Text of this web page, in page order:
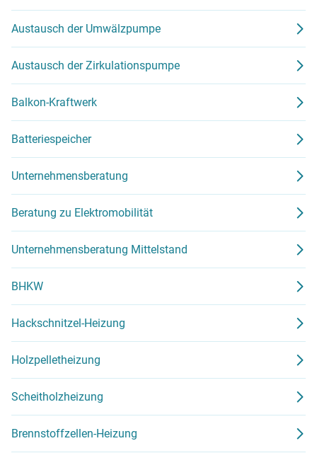
Austausch der Umwälzpumpe
Austausch der Zirkulationspumpe
Balkon-Kraftwerk
Batteriespeicher
Unternehmensberatung
Beratung zu Elektromobilität
Unternehmensberatung Mittelstand
BHKW
Hackschnitzel-Heizung
Holzpelletheizung
Scheitholzheizung
Brennstoffzellen-Heizung